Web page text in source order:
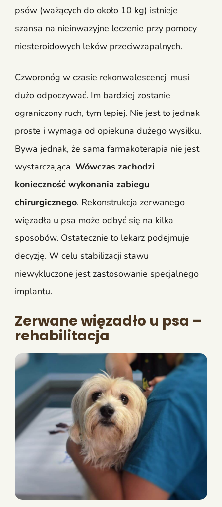
psów (ważących do około 10 kg) istnieje
szansa na nieinwazyjne leczenie przy pomocy
niesteroidowych leków przeciwzapalnych.
Czworonóg w czasie rekonwalescencji musi
dużo odpoczywać. Im bardziej zostanie
ograniczony ruch, tym lepiej. Nie jest to jednak
proste i wymaga od opiekuna dużego wysiłku.
Bywa jednak, że sama farmakoterapia nie jest
wystarczająca. Wówczas zachodzi
konieczność wykonania zabiegu
chirurgicznego. Rekonstrukcja zerwanego
więzadła u psa może odbyć się na kilka
sposobów. Ostatecznie to lekarz podejmuje
decyzję. W celu stabilizacji stawu
niewykluczone jest zastosowanie specjalnego
implantu.
Zerwane więzadło u psa –
rehabilitacja